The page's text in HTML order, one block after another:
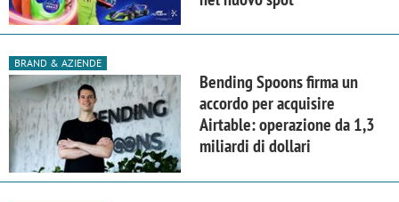
BRAND & AZIENDE
Bending Spoons firma un
accordo per acquisire
Airtable: operazione da 1,3
miliardi di dollari